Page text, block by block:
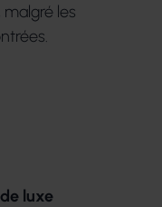
malgré les
luxe